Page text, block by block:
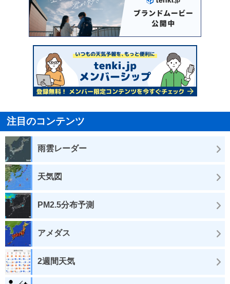
注目のコンテンツ
雨雲レーダー
天気図
PM2.5分布予測
アメダス
2週間天気